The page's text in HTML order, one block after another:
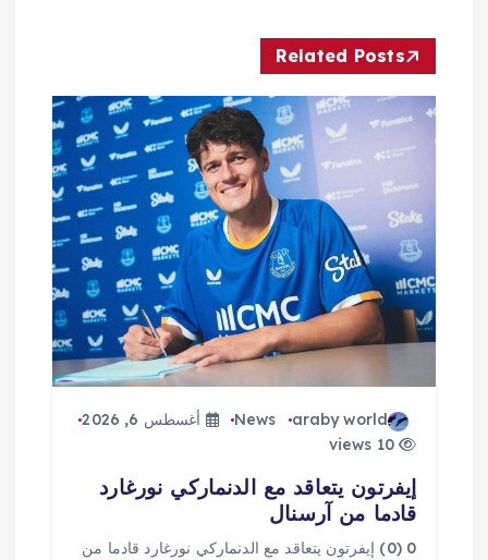
م
ق
ت
Related Posts
araby world
News
أغسطس 6, 2026
10 views
إيفرتون يتعاقد مع الدنماركي نورغارد
قادما من آرسنال
0 (0) إيفرتون يتعاقد مع الدنماركي نورغارد قادما من